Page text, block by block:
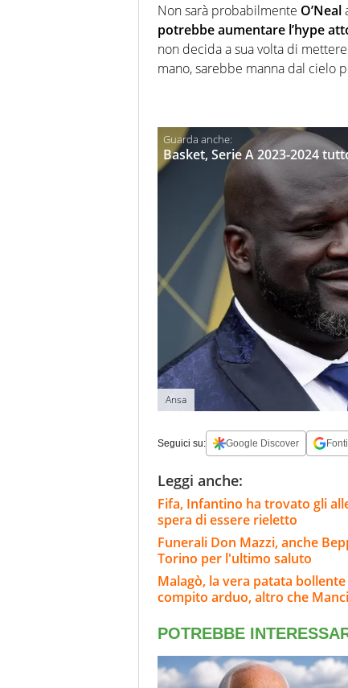
Non sarà probabilmente O’Neal
potrebbe aumentare l’hype
non decida a sua volta di
mano, sarebbe manna dal cielo
Basket, Serie A 2023-2024
Ansa
Seguici su: Google Discover
Leggi anche:
Fifa, Infantino ha trovato gli
spera di essere rieletto
Funerali Don Mazzi, anche
Torino per l'ultimo saluto
Malagò, la vera patata
compito arduo, altro che